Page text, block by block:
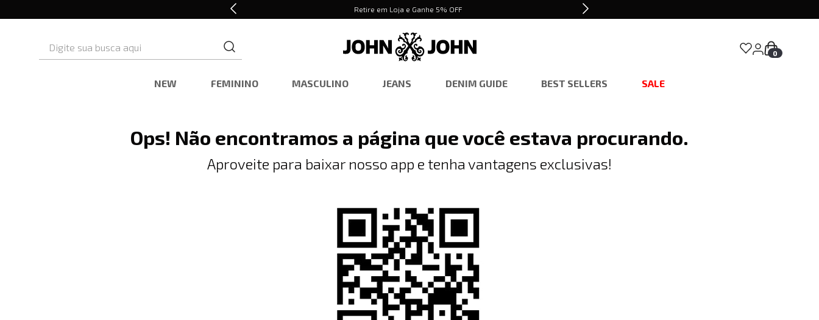
Retire em Loja e Ganhe 5% OFF
0
NEW FEMININO MASCULINO JEANS DENIM GUIDE BEST SELLERS SALE
Ops! Não encontramos a página que você estava procurando.
Aproveite para baixar nosso app e tenha vantagens exclusivas!